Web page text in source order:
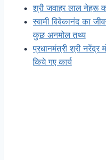
श्री जवाहर लाल नेहरू
स्वामी विवेकानंद का
कुछ अनमोल तथ्य
प्रधानमंत्री श्री नरेंद्र
किये गए कार्य